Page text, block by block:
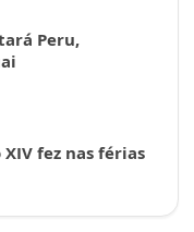
Peru,
XIV fez nas férias